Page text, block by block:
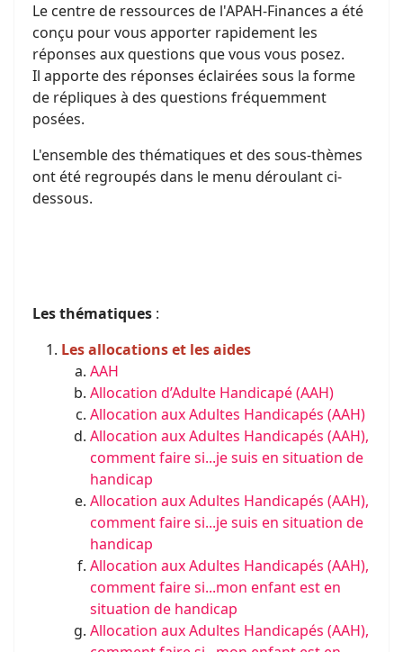
Le centre de ressources de l'APAH-Finances a été
conçu pour vous apporter rapidement les
réponses aux questions que vous vous posez.
Il apporte des réponses éclairées sous la forme
de répliques à des questions fréquemment
posées.
L'ensemble des thématiques et des sous-thèmes
ont été regroupés dans le menu déroulant ci-
dessous.
Les thématiques :
Les allocations et les aides
AAH
Allocation d’Adulte Handicapé (AAH)
Allocation aux Adultes Handicapés (AAH)
Allocation aux Adultes Handicapés (AAH),
comment faire si...je suis en situation de
handicap
Allocation aux Adultes Handicapés (AAH),
comment faire si...je suis en situation de
handicap
Allocation aux Adultes Handicapés (AAH),
comment faire si...mon enfant est en
situation de handicap
Allocation aux Adultes Handicapés (AAH),